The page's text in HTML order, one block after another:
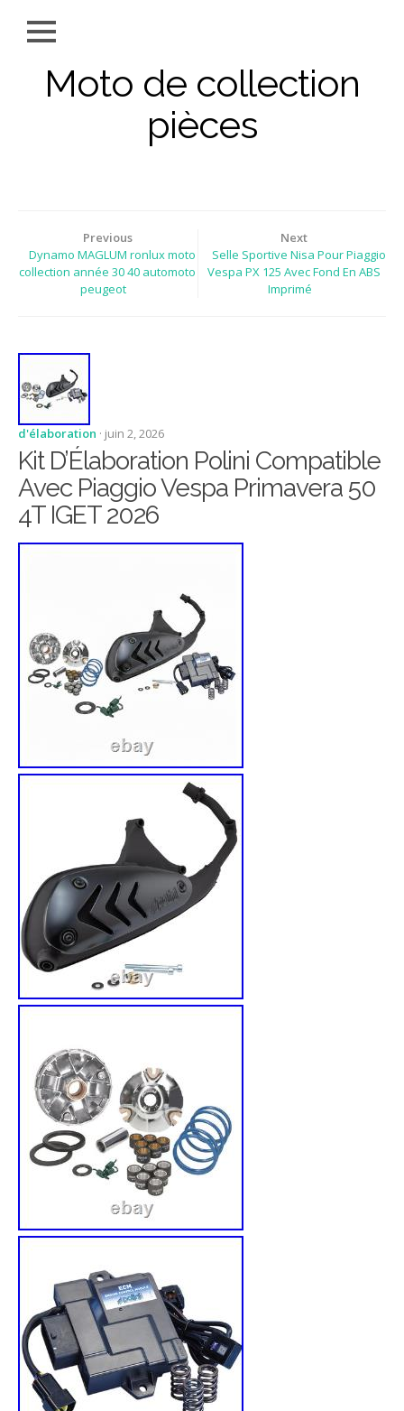
Moto de collection
pièces
Previous
Dynamo MAGLUM ronlux moto
collection année 30 40 automoto
peugeot
Next
Selle Sportive Nisa Pour Piaggio
Vespa PX 125 Avec Fond En ABS
Imprimé
d'élaboration · juin 2, 2026
Kit D’Élaboration Polini Compatible
Avec Piaggio Vespa Primavera 50
4T IGET 2026